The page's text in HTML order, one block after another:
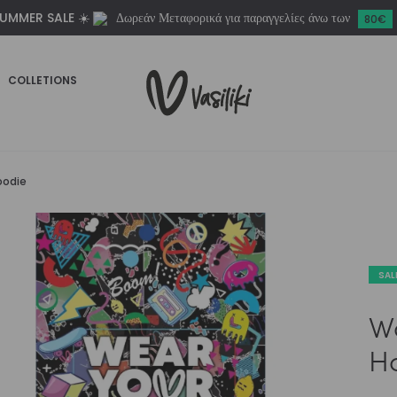
SALE ☀️ Δωρεάν Μεταφορικά για παραγγελίες άνω των 80€
COLLETIONS